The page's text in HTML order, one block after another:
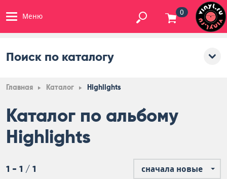
Меню 0
Поиск по каталогу
Главная Каталог Highlights
Каталог по альбому
Highlights
1 - 1 / 1 сначала новые